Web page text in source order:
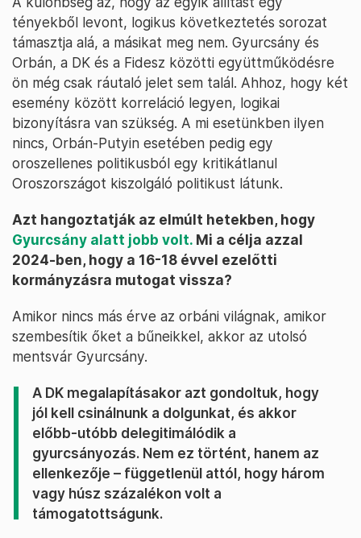
tényekből levont, logikus következtetés sorozat
támasztja alá, a másikat meg nem. Gyurcsány és
Orbán, a DK és a Fidesz közötti együttműködésre
ön még csak ráutaló jelet sem talál. Ahhoz, hogy két
esemény között korreláció legyen, logikai
bizonyításra van szükség. A mi esetünkben ilyen
nincs, Orbán-Putyin esetében pedig egy
oroszellenes politikusból egy kritikátlanul
Oroszországot kiszolgáló politikust látunk.
Azt hangoztatják az elmúlt hetekben, hogy
Gyurcsány alatt jobb volt. Mi a célja azzal
2024-ben, hogy a 16-18 évvel ezelőtti
kormányzásra mutogat vissza?
Amikor nincs más érve az orbáni világnak, amikor
szembesítik őket a bűneikkel, akkor az utolsó
mentsvár Gyurcsány.
A DK megalapításakor azt gondoltuk, hogy
jól kell csinálnunk a dolgunkat, és akkor
előbb-utóbb delegitimálódik a
gyurcsányozás. Nem ez történt, hanem az
ellenkezője – függetlenül attól, hogy három
vagy húsz százalékon volt a
támogatottságunk.